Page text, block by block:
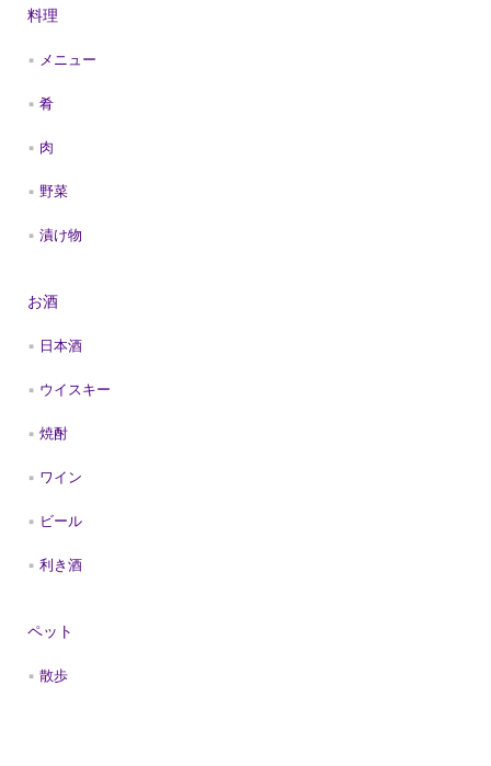
料理
メニュー
肴
肉
野菜
漬け物
お酒
日本酒
ウイスキー
焼酎
ワイン
ビール
利き酒
ペット
散歩